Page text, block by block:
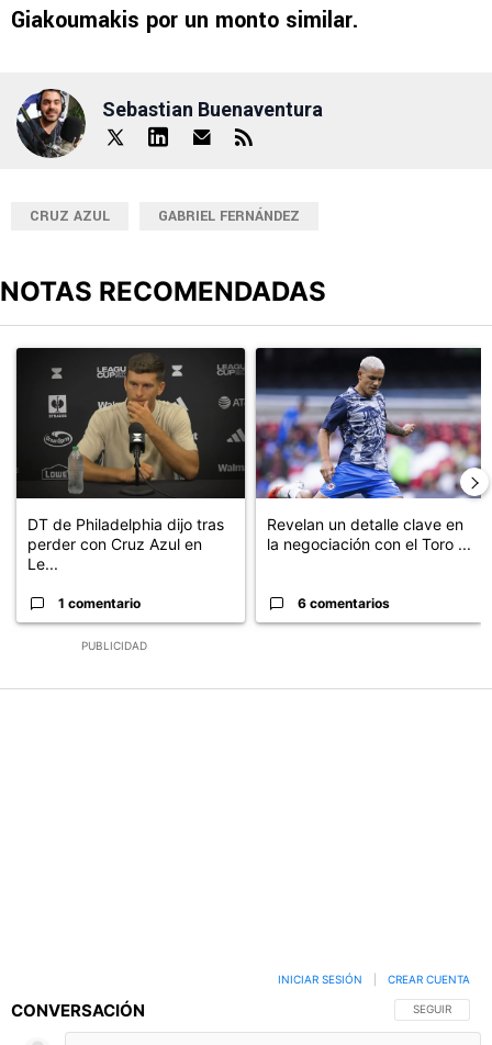
Giakoumakis por un monto similar.
Sebastian Buenaventura
CRUZ AZUL GABRIEL FERNÁNDEZ
NOTAS RECOMENDADAS
PUBLICIDAD
Un artículo de tendencia con el título "DT de Philadelphia dijo
DT de Philadelphia dijo tras
perder con Cruz Azul en
Le...
1 comentario
Un artículo de tendencia con
Revelan un detalle clave en
la negociación con el Toro ...
6 comentarios
CONVERSACIÓN SIGA ESTA
SEGUIR
INICIAR SESIÓN CREAR CUENTA